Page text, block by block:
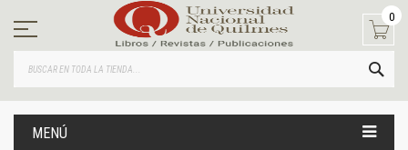
contenido
0
MENÚ